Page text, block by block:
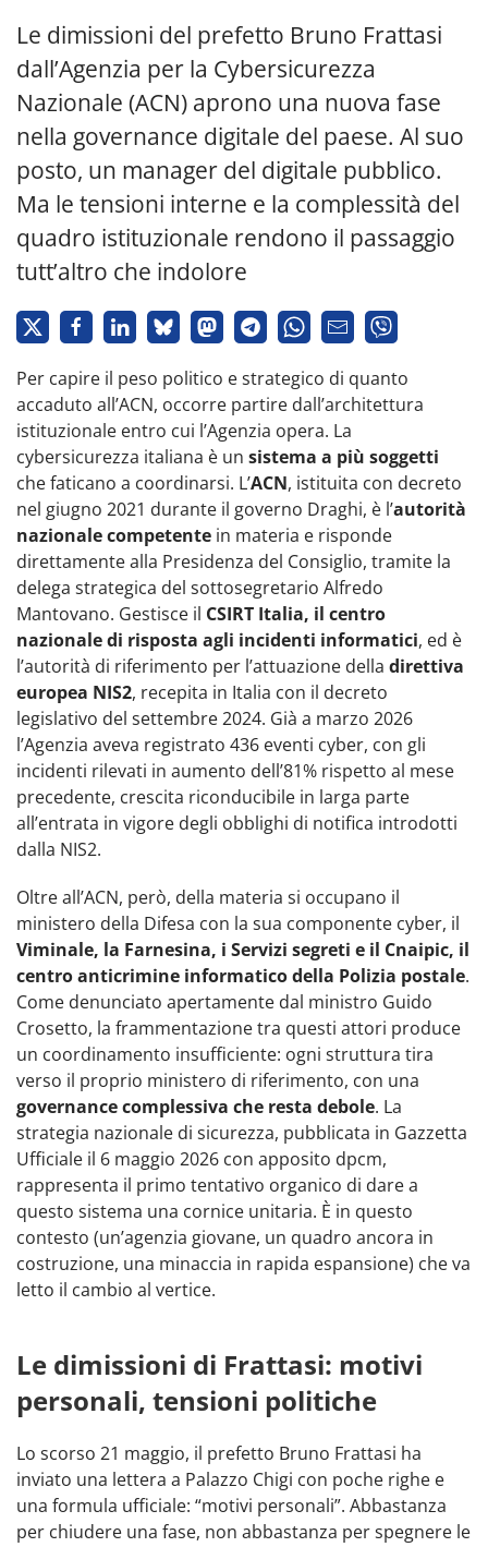
Le dimissioni del prefetto Bruno Frattasi
dall’Agenzia per la Cybersicurezza
Nazionale (ACN) aprono una nuova fase
nella governance digitale del paese. Al suo
posto, un manager del digitale pubblico.
Ma le tensioni interne e la complessità del
quadro istituzionale rendono il passaggio
tutt’altro che indolore
Per capire il peso politico e strategico di quanto
accaduto all’ACN, occorre partire dall’architettura
istituzionale entro cui l’Agenzia opera. La
cybersicurezza italiana è un sistema a più soggetti
che faticano a coordinarsi. L’ACN, istituita con decreto
nel giugno 2021 durante il governo Draghi, è l’autorità
nazionale competente in materia e risponde
direttamente alla Presidenza del Consiglio, tramite la
delega strategica del sottosegretario Alfredo
Mantovano. Gestisce il CSIRT Italia, il centro
nazionale di risposta agli incidenti informatici, ed è
l’autorità di riferimento per l’attuazione della direttiva
europea NIS2, recepita in Italia con il decreto
legislativo del settembre 2024. Già a marzo 2026
l’Agenzia aveva registrato 436 eventi cyber, con gli
incidenti rilevati in aumento dell’81% rispetto al mese
precedente, crescita riconducibile in larga parte
all’entrata in vigore degli obblighi di notifica introdotti
dalla NIS2.
Oltre all’ACN, però, della materia si occupano il
ministero della Difesa con la sua componente cyber, il
Viminale, la Farnesina, i Servizi segreti e il Cnaipic, il
centro anticrimine informatico della Polizia postale.
Come denunciato apertamente dal ministro Guido
Crosetto, la frammentazione tra questi attori produce
un coordinamento insufficiente: ogni struttura tira
verso il proprio ministero di riferimento, con una
governance complessiva che resta debole. La
strategia nazionale di sicurezza, pubblicata in Gazzetta
Ufficiale il 6 maggio 2026 con apposito dpcm,
rappresenta il primo tentativo organico di dare a
questo sistema una cornice unitaria. È in questo
contesto (un’agenzia giovane, un quadro ancora in
costruzione, una minaccia in rapida espansione) che va
letto il cambio al vertice.
Le dimissioni di Frattasi: motivi
personali, tensioni politiche
Lo scorso 21 maggio, il prefetto Bruno Frattasi ha
inviato una lettera a Palazzo Chigi con poche righe e
una formula ufficiale: “motivi personali”. Abbastanza
per chiudere una fase, non abbastanza per spegnere le